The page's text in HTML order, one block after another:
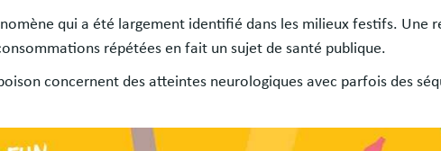
qui a été largement identifié dans les milieux festifs. Une
répétées en fait un sujet de santé publique.
concernent des atteintes neurologiques avec parfois des